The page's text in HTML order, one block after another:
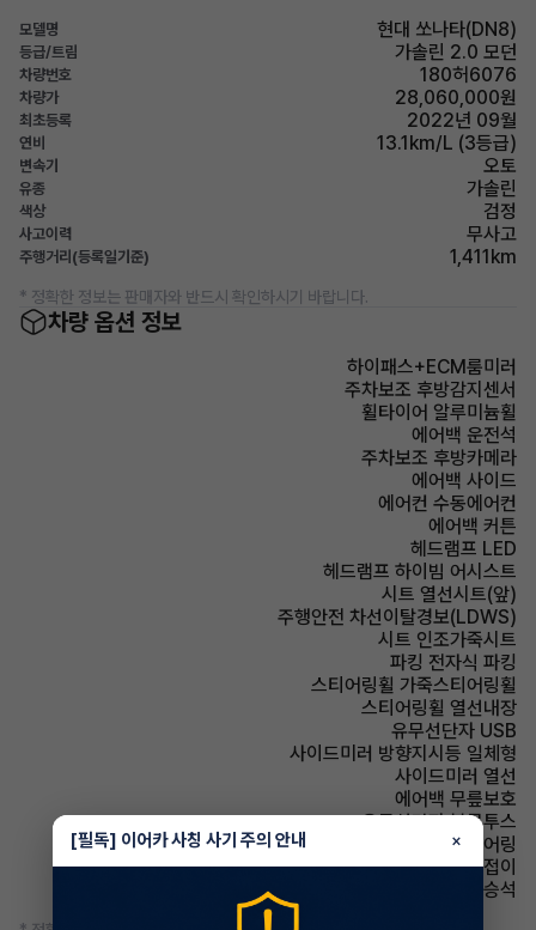
모델명 현대 쏘나타(DN8)
등급/트림 가솔린 2.0 모던
차량번호 180허6076
차량가 28,060,000원
최초등록 2022년 09월
연비 13.1km/L (3등급)
변속기 오토
유종 가솔린
색상 검정
사고이력 무사고
주행거리(등록일기준) 1,411km
* 정확한 정보는 판매자와 반드시 확인하시기 바랍니다.
차량 옵션 정보
하이패스+ECM룸미러
주차보조 후방감지센서
휠타이어 알루미늄휠
에어백 운전석
주차보조 후방카메라
에어백 사이드
에어컨 수동에어컨
에어백 커튼
헤드램프 LED
헤드램프 하이빔 어시스트
시트 열선시트(앞)
주행안전 차선이탈경보(LDWS)
시트 인조가죽시트
파킹 전자식 파킹
스티어링휠 가죽스티어링휠
스티어링휠 열선내장
유무선단자 USB
사이드미러 방향지시등 일체형
사이드미러 열선
에어백 무릎보호
유무선단자 블루투스
스티어링휠 텔레스코픽 스티어링
사이드미러 전동접이
에어백 동승석
[필독] 이어카 사칭 사기 주의 안내 ×